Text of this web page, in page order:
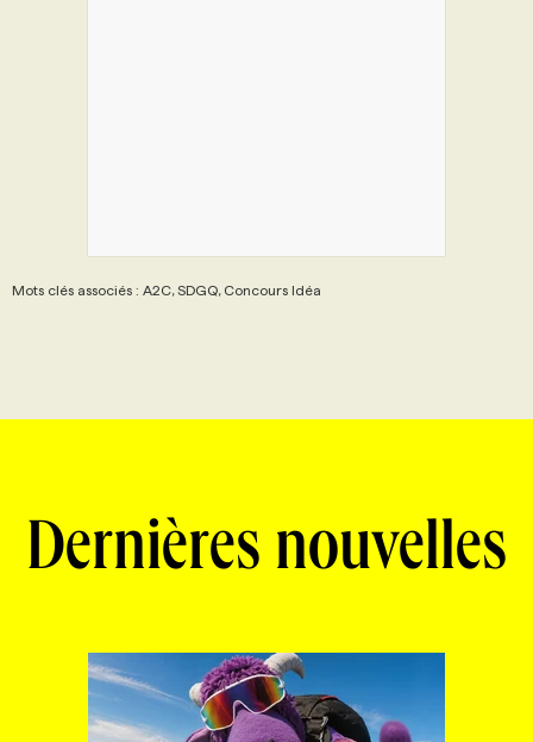
Mots clés associés : A2C, SDGQ, Concours Idéa
Dernières nouvelles